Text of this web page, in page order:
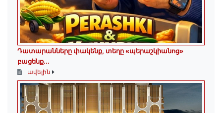
Դատարանները փակենք, տեղը «պերաշկիանոց»
բացենք․․․
ավելին